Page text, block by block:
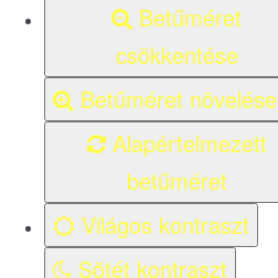
Betűméret
csökkentése
Betűméret növelése
Alapértelmezett
betűméret
Világos kontraszt
Sötét kontraszt